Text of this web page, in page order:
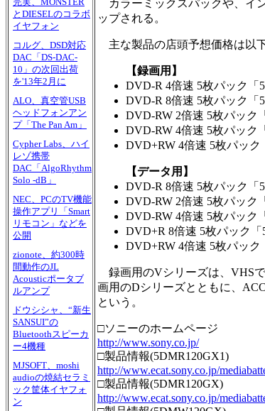
完実、MONSTER
とDIESELのコラボ
イヤフォン
コルグ、DSD対応
DAC「DS-DAC-
10」の次回出荷
を'13年2月に
ALO、真空管USB
ヘッドフォンアン
プ「The Pan Am」
Cypher Labs、ハイ
レゾ携帯
DAC「AlgoRhythm
Solo -dB」
NEC、PCのTV機能
操作アプリ「Smart
リモコン」などを
公開
zionote、約300時
間動作のJL
Acousticポータブ
ルアンプ
ドウシシャ、“新生
SANSUI”の
Bluetoothスピーカ
ー4機種
MJSOFT、moshi
audioの焼結セラミ
ック筐体イヤフォ
ン
カラーミックスパックや、イ
ップされる。
主な製品の店頭予想価格は以
【録画用】
DVD-R 4倍速 5枚パック「
DVD-R 8倍速 5枚パック「
DVD-RW 2倍速 5枚パック
DVD-RW 4倍速 5枚パック
DVD+RW 4倍速 5枚パック
【データ用】
DVD-R 8倍速 5枚パック「
DVD-RW 2倍速 5枚パック
DVD-RW 4倍速 5枚パック
DVD+R 8倍速 5枚パック「
DVD+RW 4倍速 5枚パック
録画用のVシリーズは、VHS
画用のDシリーズとともに、
という。
□ソニーのホームページ
http://www.sony.co.jp/
□製品情報(5DMR120GX1)
http://www.ecat.sony.co.jp/
□製品情報(5DMR120GX)
http://www.ecat.sony.co.jp/